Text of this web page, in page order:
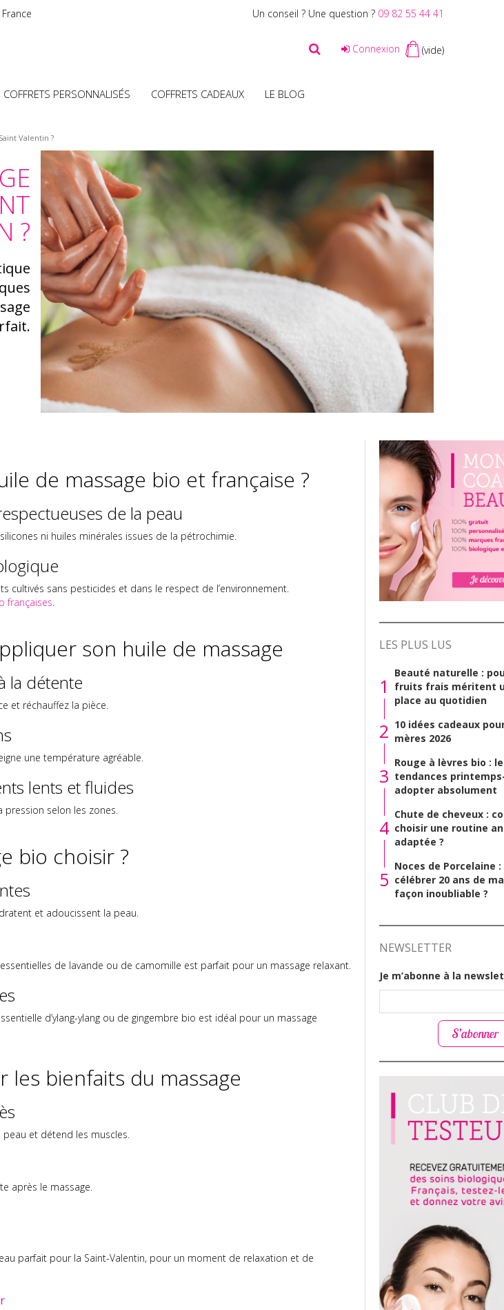
Un conseil ? Une question ? 09 82 55 44 41
Connexion (vide)
COFFRETS PERSONNALISÉS COFFRETS CADEAUX LE BLOG
Valentin ?
?
de massage bio et française ?
de la peau
ni huiles minérales issues de la pétrochimie.
cultivés sans pesticides et dans le respect de l’environnement.
françaises.
son huile de massage
la détente
et réchauffez la pièce.
une température agréable.
lents et fluides
pression selon les zones.
bio choisir ?
et adoucissent la peau.
de lavande ou de camomille est parfait pour un massage relaxant.
d’ylang-ylang ou de gingembre bio est idéal pour un massage
bienfaits du massage
et détend les muscles.
après le massage.
parfait pour la Saint-Valentin, pour un moment de relaxation et de
LES PLUS LUS
1
Beauté naturelle :
fruits frais méritent
place au quotidien
2 10 idées cadeaux
mères 2026
3
Rouge à lèvres bio :
tendances
adopter absolument
4
Chute de cheveux :
choisir une routine
adaptée ?
5
Noces de Porcelaine
célébrer 20 ans de
façon inoubliable ?
NEWSLETTER
Je m’abonne à la
S’abonner